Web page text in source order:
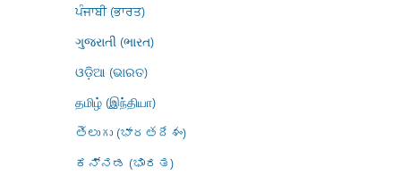
ਪੰਜਾਬੀ (ਭਾਰਤ)
ગુજરાતી (ભારત)
ଓଡ଼ିଆ (ଭାରତ)
தமிழ் (இந்தியா)
తెలుగు (భారతదేశం)
ಕನ್ನಡ (ಭಾರತ)